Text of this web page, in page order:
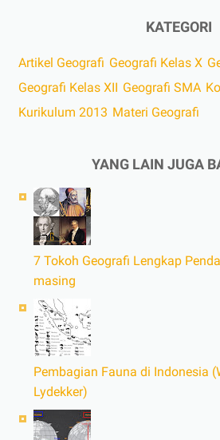
KATEGORI
Artikel Geografi Geografi Kelas X
Geografi Kelas XII Geografi SMA
Kurikulum 2013 Materi Geografi
YANG LAIN JUGA
7 Tokoh Geografi Lengkap
masing
Pembagian Fauna di Indonesia
Lydekker)